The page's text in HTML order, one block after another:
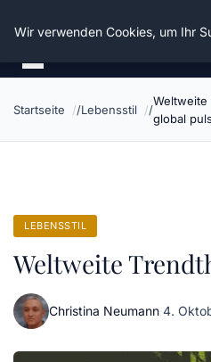
Die Schnitter
Startseite Lebensstil
Weltweite
global
LEBENSSTIL
Weltweite
Christina Neumann·4.
Wir verwenden Cookies, um Ihr